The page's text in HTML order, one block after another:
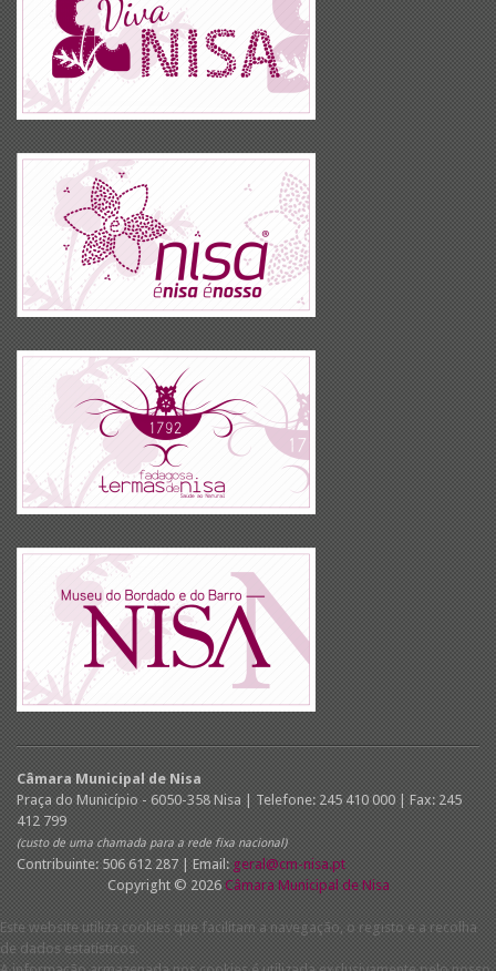
Câmara Municipal de Nisa
Praça do Município - 6050-358 Nisa | Telefone: 245 410 000 | Fax: 245
412 799
(custo de uma chamada para a rede fixa nacional)
Contribuinte: 506 612 287 | Email: geral@cm-nisa.pt
Copyright © 2026 Câmara Municipal de Nisa
Este website utiliza cookies que facilitam a navegação, o registo e a recolha
de dados estatísticos.